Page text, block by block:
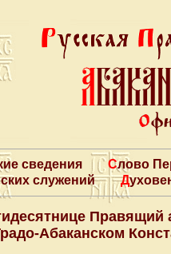
сведения
Слово
служений
Правящий
Абаканском